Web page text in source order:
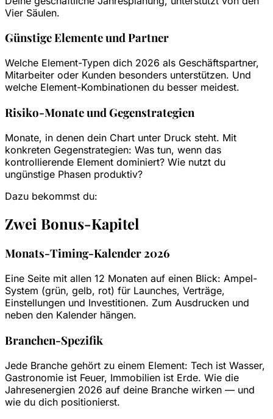
Vier Säulen.
Günstige Elemente und Partner
Welche Element-Typen dich 2026 als Geschäftspartner,
Mitarbeiter oder Kunden besonders unterstützen. Und
welche Element-Kombinationen du besser meidest.
Risiko-Monate und Gegenstrategien
Monate, in denen dein Chart unter Druck steht. Mit
konkreten Gegenstrategien: Was tun, wenn das
kontrollierende Element dominiert? Wie nutzt du
ungünstige Phasen produktiv?
Dazu bekommst du:
Zwei Bonus-Kapitel
Monats-Timing-Kalender 2026
Eine Seite mit allen 12 Monaten auf einen Blick: Ampel-
System (grün, gelb, rot) für Launches, Verträge,
Einstellungen und Investitionen. Zum Ausdrucken und
neben den Kalender hängen.
Branchen-Spezifik
Jede Branche gehört zu einem Element: Tech ist Wasser,
Gastronomie ist Feuer, Immobilien ist Erde. Wie die
Jahresenergien 2026 auf deine Branche wirken — und
wie du dich positionierst.